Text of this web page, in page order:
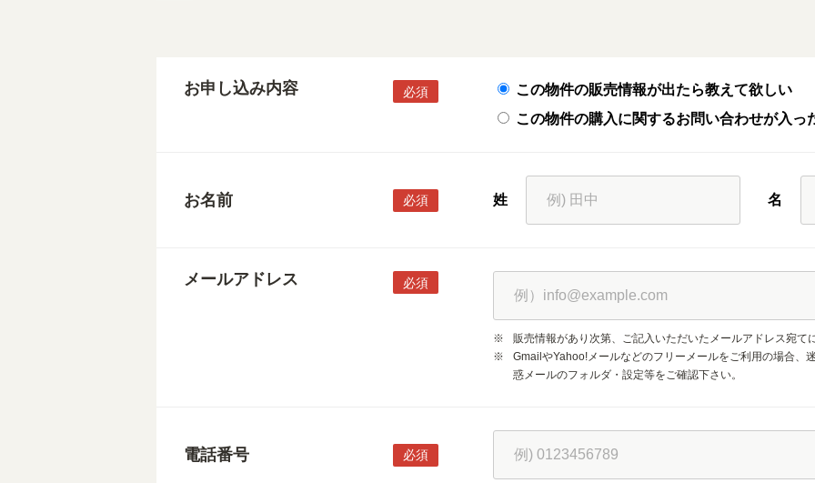
お申し込み内容 必須
この物件の販売情報が出たら教えて欲しい
この物件の購入に関するお問い合わせが入っ
お名前 必須 姓 名
メールアドレス 必須
※
販売情報があり次第、ご記入いただいたメールアドレス宛て
※
GmailやYahoo!メールなどのフリーメールをご利用の場合、
惑メールのフォルダ・設定等をご確認下さい。
電話番号 必須